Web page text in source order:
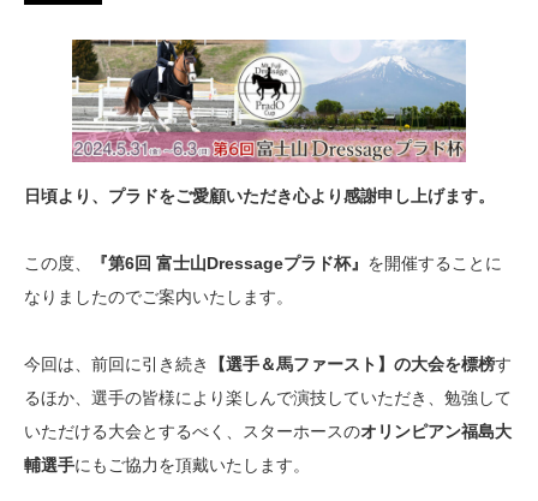
日頃より、プラドをご愛顧いただき心より感謝申し上げます。
この度、 『第6回 富士山Dressageプラド杯』 を開催することに
なりましたのでご案内いたします。
今回は、前回に引き続き 【選手＆馬ファースト】の大会を標榜す
るほか、選手の皆様により楽しんで演技していただき、勉強して
いただける大会とするべく、スターホースのオリンピアン福島大
輔選手にもご協力を頂戴いたします。